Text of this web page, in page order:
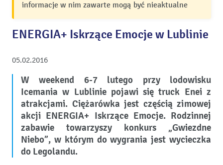
informacje w nim zawarte mogą być nieaktualne
ENERGIA+ Iskrzące Emocje w Lublinie
05.02.2016
W weekend 6-7 lutego przy lodowisku
Icemania w Lublinie pojawi się truck Enei z
atrakcjami. Ciężarówka jest częścią zimowej
akcji ENERGIA+ Iskrzące Emocje. Rodzinnej
zabawie towarzyszy konkurs „Gwiezdne
Niebo”, w którym do wygrania jest wycieczka
do Legolandu.